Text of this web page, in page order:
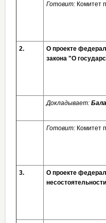
Готовит: Комитет
2.
О проекте
закона "О
Докладывает:
Готовит: Комитет
3.
О проекте